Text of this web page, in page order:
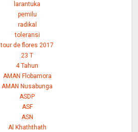
larantuka
pemilu
radikal
toleransi
tour de flores 2017
23 T
4 Tahun
AMAN Flobamora
AMAN Nusabunga
ASDP
ASF
ASN
Al Khaththath